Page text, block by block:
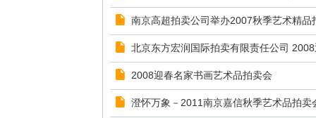
南京高超拍卖公司举办2007秋季艺术精品
北京东方宏润国际拍卖有限责任公司
2008迎春名家书画艺术品拍卖会
澄怀万象－2011南京嘉信秋季艺术品拍卖